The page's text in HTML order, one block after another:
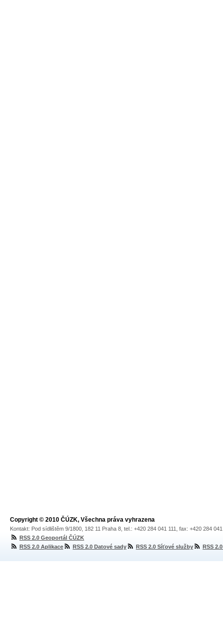
Copyright © 2010 ČÚZK, Všechna práva vyhrazena
Kontakt: Pod sídlištěm 9/1800, 182 11 Praha 8, tel.: +420 284 041 111, fax: +420 284
RSS 2.0 Geoportál ČÚZK
RSS 2.0 Aplikace
RSS 2.0 Datové sady RSS 2.0 Síťové služby RSS